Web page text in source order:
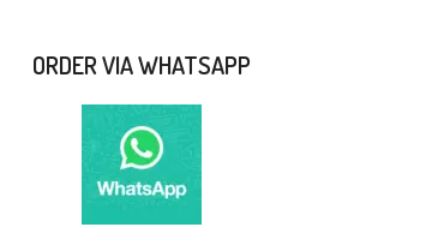
ORDER VIA WHATSAPP